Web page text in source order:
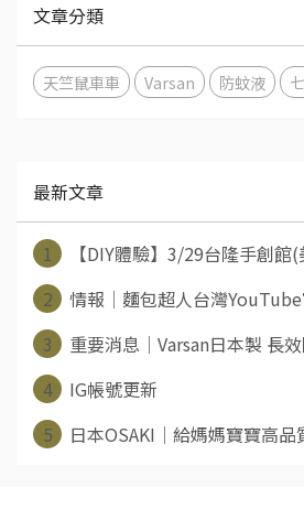
文章分類
天竺鼠車車 Varsan 防蚊液
最新文章
1
【DIY體驗】3/29台隆手創
2
情報│麵包超人台灣
3
重要消息│Varsan日本製 長
4
IG帳號更新
5
日本OSAKI│給媽媽寶寶高品